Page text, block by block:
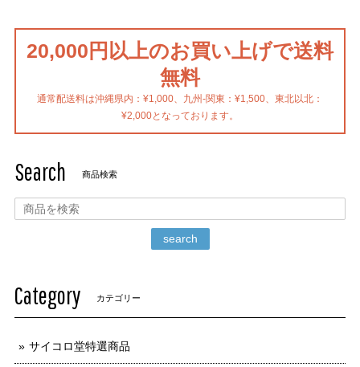
20,000円以上のお買い上げで送料
無料
通常配送料は沖縄県内：¥1,000、九州-関東：¥1,500、東北以北：
¥2,000となっております。
Search 商品検索
search
Category カテゴリー
サイコロ堂特選商品